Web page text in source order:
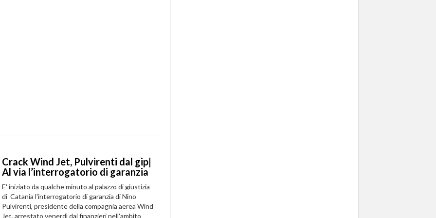
Crack Wind Jet, Pulvirenti dal gip|
Al via l’interrogatorio di garanzia
E' iniziato da qualche minuto al palazzo di giustizia
di Catania l'interrogatorio di garanzia di Nino
Pulvirenti, presidente della compagnia aerea Wind
Jet, arrestato venerdì dai finanzieri nell'ambito